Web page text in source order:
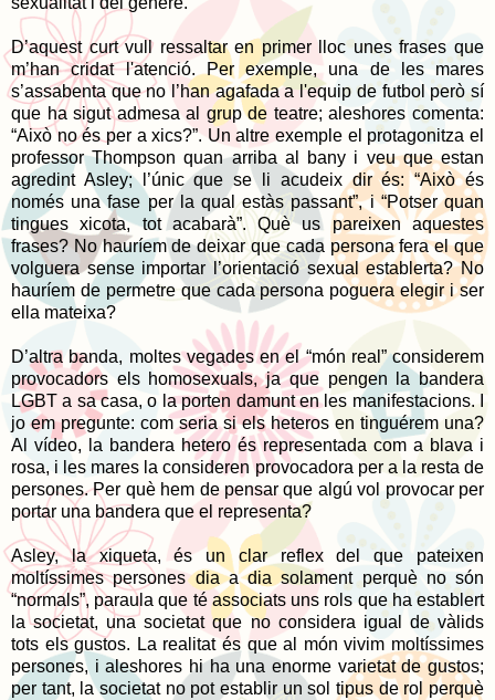
D’aquest curt vull ressaltar en primer lloc unes frases que
m’han cridat l'atenció. Per exemple, una de les mares
s’assabenta que no l’han agafada a l'equip de futbol però sí
que ha sigut admesa al grup de teatre; aleshores comenta:
“Això no és per a xics?”. Un altre exemple el protagonitza el
professor Thompson quan arriba al bany i veu que estan
agredint Asley; l’únic que se li acudeix dir és: “Això és
només una fase per la qual estàs passant”, i “Potser quan
tingues xicota, tot acabarà”. Què us pareixen aquestes
frases? No hauríem de deixar que cada persona fera el que
volguera sense importar l’orientació sexual establerta? No
hauríem de permetre que cada persona poguera elegir i ser
ella mateixa?
D’altra banda, moltes vegades en el “món real” considerem
provocadors els homosexuals, ja que pengen la bandera
LGBT a sa casa, o la porten damunt en les manifestacions. I
jo em pregunte: com seria si els heteros en tinguérem una?
Al vídeo, la bandera hetero és representada com a blava i
rosa, i les mares la consideren provocadora per a la resta de
persones. Per què hem de pensar que algú vol provocar per
portar una bandera que el representa?
Asley, la xiqueta, és un clar reflex del que pateixen
moltíssimes persones dia a dia solament perquè no són
“normals”, paraula que té associats uns rols que ha establert
la societat, una societat que no considera igual de vàlids
tots els gustos. La realitat és que al món vivim moltíssimes
persones, i aleshores hi ha una enorme varietat de gustos;
per tant, la societat no pot establir un sol tipus de rol perquè